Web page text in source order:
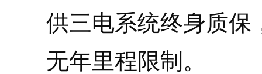
供三电系统终身质保
无年里程限制。